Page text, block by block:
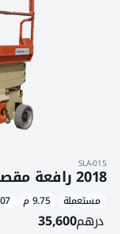
SLA-015
2018 رافعة مقصية كهربائية جي إل جي 2646ES
مستعملة 9.75 م
درهم35,600